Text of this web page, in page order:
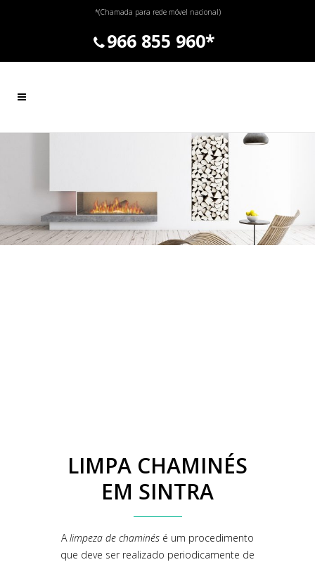
*(Chamada para rede móvel nacional)
966 855 960*
LIMPA CHAMINÉS
EM SINTRA
A limpeza de chaminés é um procedimento
que deve ser realizado periodicamente de